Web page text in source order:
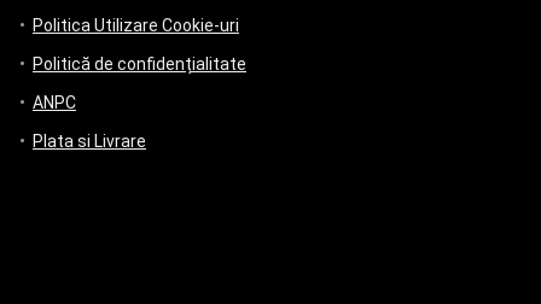
Politica Utilizare Cookie-uri
Politică de confidențialitate
ANPC
Plata si Livrare